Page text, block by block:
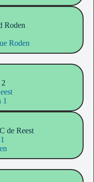
Roden
Roden
1
de Reest